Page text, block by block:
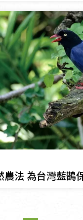
農法 為台灣藍鵲